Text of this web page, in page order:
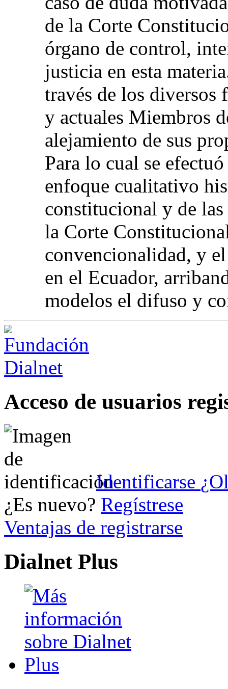
de la Corte
órgano de control,
justicia en esta
través de los diversos
y actuales Miembros
alejamiento de sus
Para lo cual se
enfoque cualitativo
constitucional y de
la Corte
convencionalidad, y
en el Ecuador,
modelos el difuso y
Acceso de usuarios
Identificarse
¿Es nuevo? Regístrese
Ventajas de registrarse
Dialnet Plus